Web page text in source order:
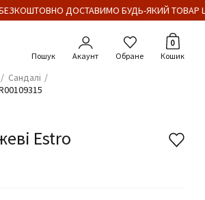
ДОСТАВИМО БУДЬ-ЯКИЙ ТОВАР
Акаунт Обране
0
Кошик
Сандалі
Estro